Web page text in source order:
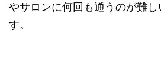
やサロンに何回も通うのが難
す。